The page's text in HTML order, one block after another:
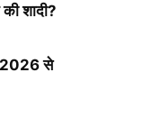
शादी?
2026 से